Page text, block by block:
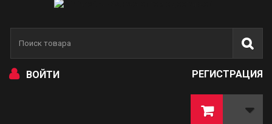
ВОЙТИ РЕГИСТРАЦИЯ